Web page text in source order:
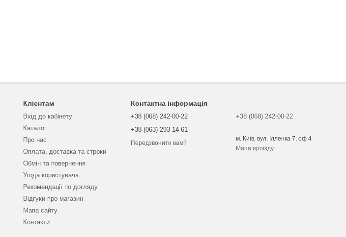
Клієнтам
Вхід до кабінету
Каталог
Про нас
Оплата, доставка та строки
Обмін та повернення
Угода користувача
Рекомендації по догляду
Відгуки про магазин
Мапа сайту
Контакти
Контактна інформація
+38 (068) 242-00-22
+38 (063) 293-14-61
Передзвонити вам?
+38 (068) 242-00-22
м. Київ, вул. Ілленка 7, оф 4
Мапа проїзду